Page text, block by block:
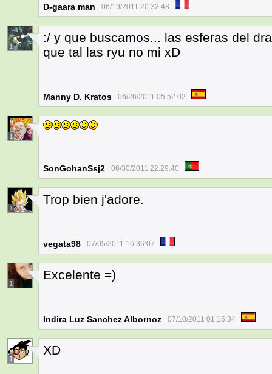
D-gaara man 06/19/2011 20:32:48
1
:/ y que buscamos... las esferas del
que tal las ryu no mi xD
Manny D. Kratos 06/26/2011 05:52:02
1
SonGohanSsj2 06/30/2011 22:29:40
1
Trop bien j'adore.
vegata98 07/05/2011 16:36:07
1
Excelente =)
Indira Luz Sanchez Albornoz 07/10/2011 01:15:34
1
XD